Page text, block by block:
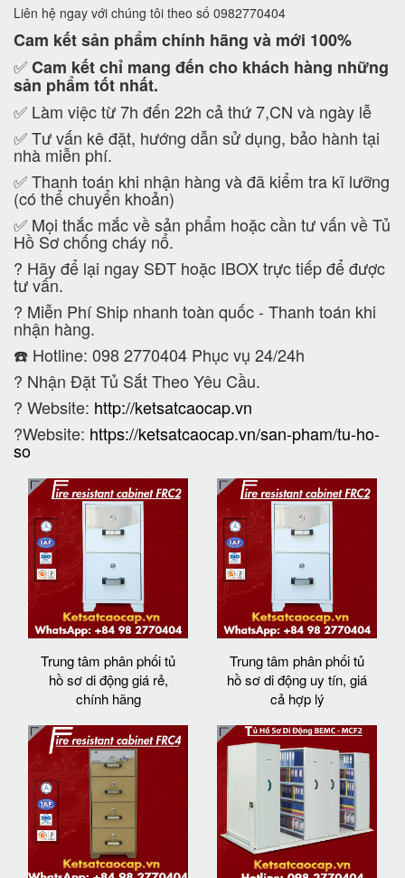
Liên hệ ngay với chúng tôi theo số 0982770404
Cam kếtsản phẩm chính hãng và mới 100%
✅Cam kếtchỉ mang đến cho khách hàng những
sản phẩm tốt nhất.
✅ Làm việc từ 7h đến 22h cả thứ 7,CN và ngày lễ
✅ Tư vấn kê đặt, hướng dẫn sử dụng, bảo hành tại
nhà miễn phí.
✅ Thanh toán khi nhận hàng và đã kiểm tra kĩ lưỡng
(có thể chuyển khoản)
✅ Mọi thắc mắc về sản phẩm hoặc cần tư vấn về Tủ
Hồ Sơ chống cháy nổ.
? Hãy để lại ngay SĐT hoặc IBOX trực tiếp để được
tư vấn.
? Miễn Phí Ship nhanh toàn quốc - Thanh toán khi
nhận hàng.
☎️ Hotline: 098 2770404 Phục vụ 24/24h
? Nhận Đặt Tủ Sắt Theo Yêu Cầu.
? Website: http://ketsatcaocap.vn
?Website: https://ketsatcaocap.vn/san-pham/tu-ho-
so
Trung tâm phân phối tủ
hồ sơ di động giá rẻ,
chính hãng
Trung tâm phân phối tủ
hồ sơ di động uy tín, giá
cả hợp lý